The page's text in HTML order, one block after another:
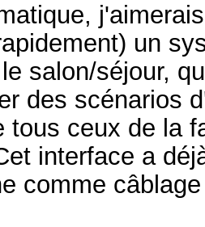
un
salon/séjour,
des scénarios
tous ceux de la
interface a
comme